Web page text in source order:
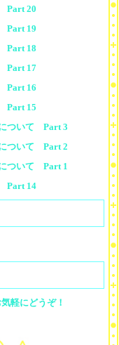
Part 20
Part 19
Part 18
Part 17
Part 16
Part 15
ついて Part 3
ついて Part 2
ついて Part 1
Part 14
軽にどうぞ！